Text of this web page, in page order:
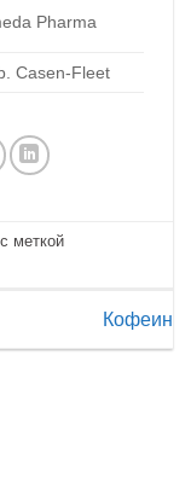
Pharma
Casen-Fleet
меткой
Кофеин